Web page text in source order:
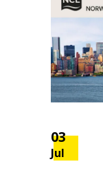
03
Jul